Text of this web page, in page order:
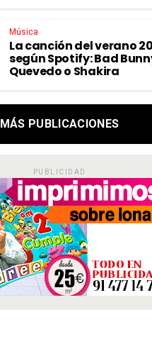
Música
La canción del verano
según Spotify: Bad
Quevedo o Shakira
MÁS PUBLICACIONES
PUBLICIDAD